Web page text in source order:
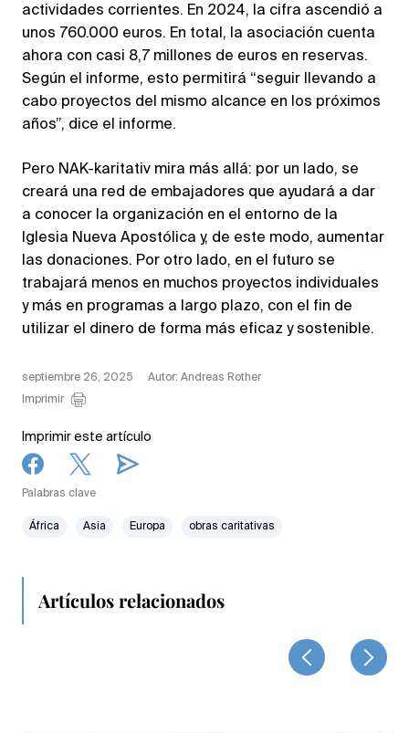
actividades corrientes. En 2024, la cifra ascendió a
unos 760.000 euros. En total, la asociación cuenta
ahora con casi 8,7 millones de euros en reservas.
Según el informe, esto permitirá “seguir llevando a
cabo proyectos del mismo alcance en los próximos
años”, dice el informe.
Pero NAK-karitativ mira más allá: por un lado, se
creará una red de embajadores que ayudará a dar
a conocer la organización en el entorno de la
Iglesia Nueva Apostólica y, de este modo, aumentar
las donaciones. Por otro lado, en el futuro se
trabajará menos en muchos proyectos individuales
y más en programas a largo plazo, con el fin de
utilizar el dinero de forma más eficaz y sostenible.
septiembre 26, 2025
Autor: Andreas Rother
Imprimir
Imprimir este artículo
Palabras clave
África Asia Europa obras caritativas
Artículos relacionados